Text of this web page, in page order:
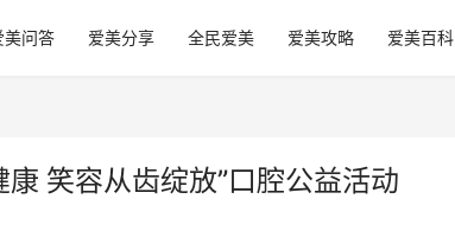
美问答 爱美分享 全民爱美 爱美攻略 爱美百科
笑容从齿绽放”口腔公益活动